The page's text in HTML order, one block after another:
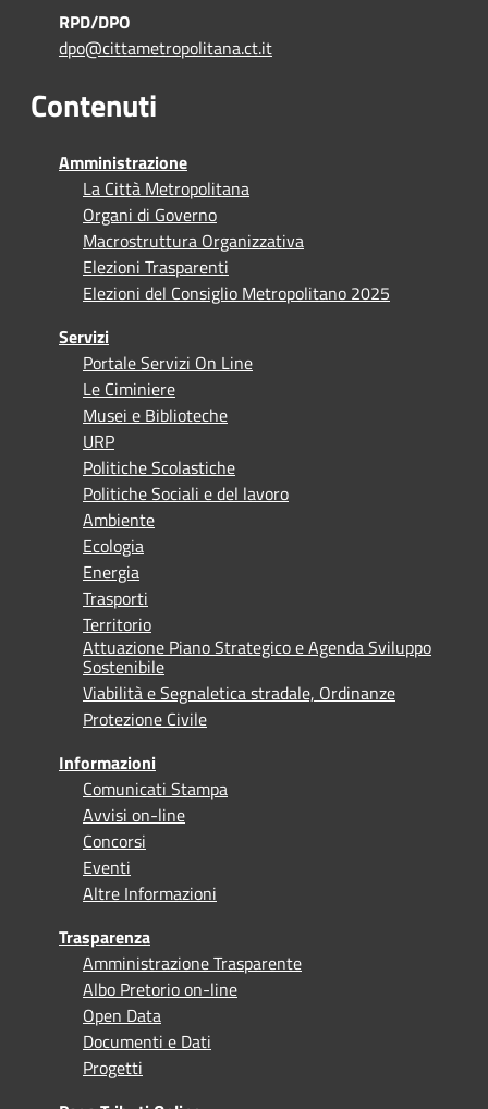
RPD/DPO
dpo@cittametropolitana.ct.it
Contenuti
Amministrazione
La Città Metropolitana
Organi di Governo
Macrostruttura Organizzativa
Elezioni Trasparenti
Elezioni del Consiglio Metropolitano 2025
Servizi
Portale Servizi On Line
Le Ciminiere
Musei e Biblioteche
URP
Politiche Scolastiche
Politiche Sociali e del lavoro
Ambiente
Ecologia
Energia
Trasporti
Territorio
Attuazione Piano Strategico e Agenda Sviluppo
Sostenibile
Viabilità e Segnaletica stradale, Ordinanze
Protezione Civile
Informazioni
Comunicati Stampa
Avvisi on-line
Concorsi
Eventi
Altre Informazioni
Trasparenza
Amministrazione Trasparente
Albo Pretorio on-line
Open Data
Documenti e Dati
Progetti